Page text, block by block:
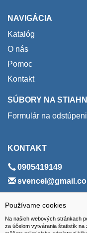
Používame cookies
Na našich webových stránkach
za účelom vytvárania štatistík na
NAVIGÁCIA
Katalóg
O nás
Pomoc
Kontakt
SÚBORY NA
Formulár na
KONTAKT
0905419149
ADRESA
VEST - tech s.r.o.